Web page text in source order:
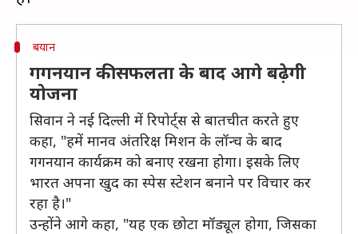
बयान
गगनयान की सफलता के बाद आगे बढ़ेगी
योजना
सिवान ने नई दिल्ली में रिपोर्ट्स से बातचीत करते हुए
कहा, "हमें मानव अंतरिक्ष मिशन के लॉन्च के बाद
गगनयान कार्यक्रम को बनाए रखना होगा। इसके लिए
भारत अपना खुद का स्पेस स्टेशन बनाने पर विचार कर
रहा है।"
उन्होंने आगे कहा, "यह एक छोटा मॉड्यूल होगा, जिसका